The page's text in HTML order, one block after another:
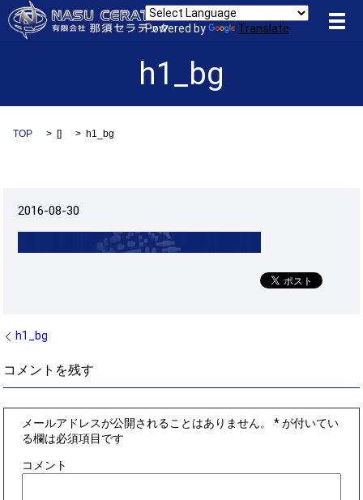
Powered by Translate メ
h1_bg
TOP [] h1_bg
2016-08-30
h1_bg
コメントを残す
メールアドレスが公開されることはありません。 *が付いてい
る欄は必須項目です
コメント